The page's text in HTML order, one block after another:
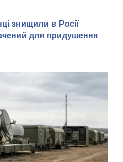
знищили в Росії
для придушення